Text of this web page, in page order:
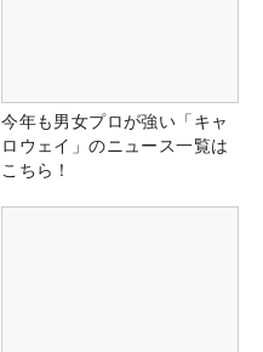
今年も男女プロが強い「キャ
ロウェイ」のニュース一覧は
こちら！